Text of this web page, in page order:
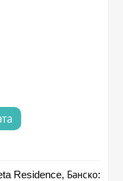
Residence, Банско: